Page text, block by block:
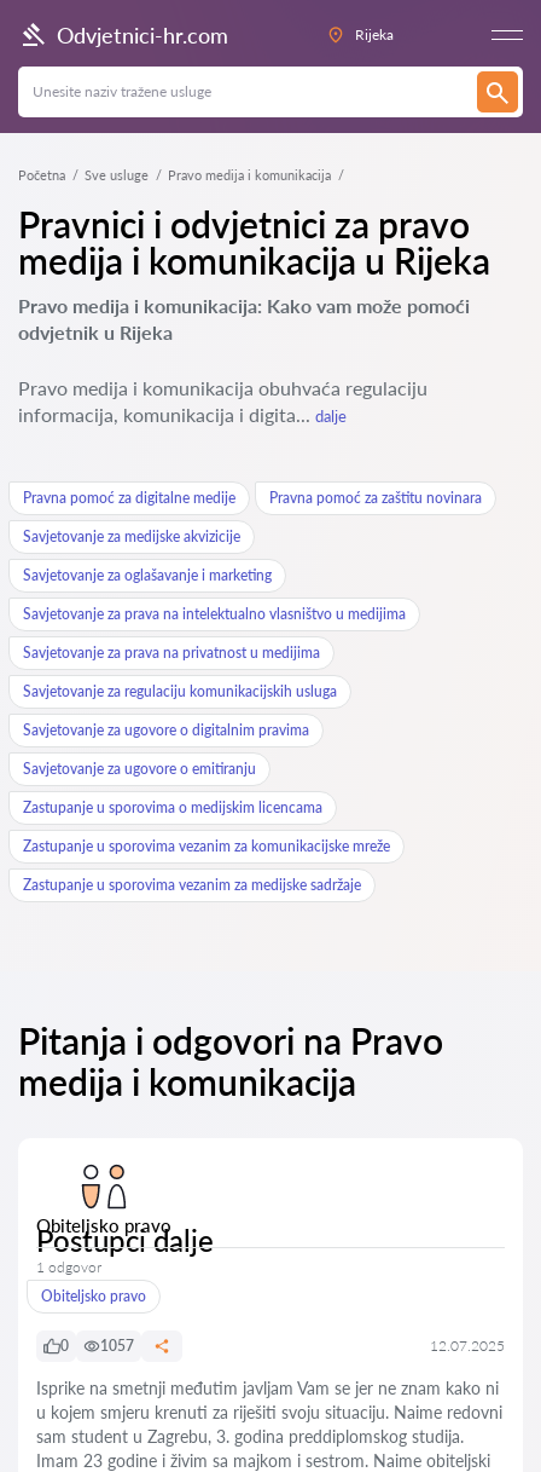
Odvjetnici-hr.com Rijeka
Početna Sve usluge Pravo medija i komunikacija
Pravnici i odvjetnici za pravo
medija i komunikacija u Rijeka
Pravo medija i komunikacija: Kako vam može pomoći
odvjetnik u Rijeka
Pravo medija i komunikacija obuhvaća regulaciju
informacija, komunikacija i digita... dalje
Pravna pomoć za digitalne medije Pravna pomoć za zaštitu novinara
Savjetovanje za medijske akvizicije
Savjetovanje za oglašavanje i marketing
Savjetovanje za prava na intelektualno vlasništvo u medijima
Savjetovanje za prava na privatnost u medijima
Savjetovanje za regulaciju komunikacijskih usluga
Savjetovanje za ugovore o digitalnim pravima
Savjetovanje za ugovore o emitiranju
Zastupanje u sporovima o medijskim licencama
Zastupanje u sporovima vezanim za komunikacijske mreže
Zastupanje u sporovima vezanim za medijske sadržaje
Pitanja i odgovori na Pravo
medija i komunikacija
Obiteljsko pravo
Postupci dalje
1 odgovor
Obiteljsko pravo
0 1057 12.07.2025
Isprike na smetnji međutim javljam Vam se jer ne znam kako ni
u kojem smjeru krenuti za riješiti svoju situaciju. Naime redovni
sam student u Zagrebu, 3. godina preddiplomskog studija.
Imam 23 godine i živim sa majkom i sestrom. Naime obiteljski